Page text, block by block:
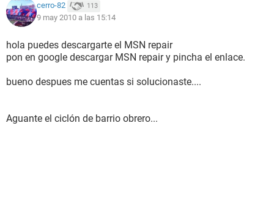
cerro-82 113
9 may 2010 a las 15:14
hola puedes descargarte el MSN repair
pon en google descargar MSN repair y pincha el enlace.
bueno despues me cuentas si solucionaste....
Aguante el ciclón de barrio obrero...